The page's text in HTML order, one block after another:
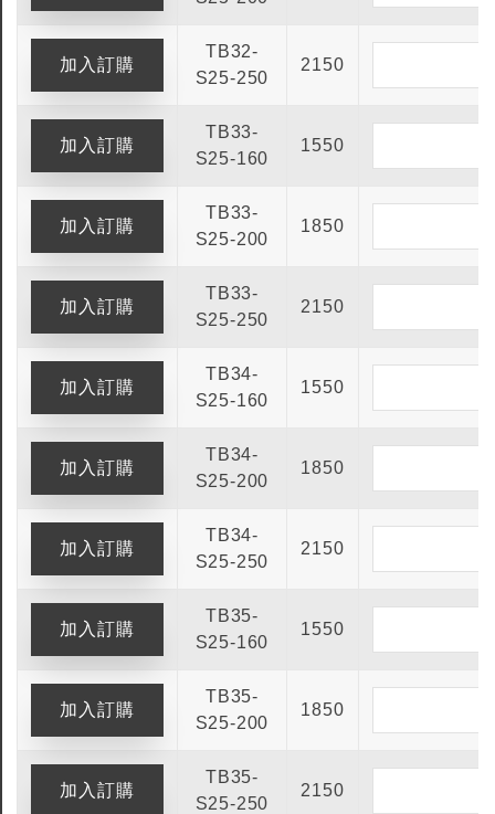
TB32-
S25-250
2150
TB33-
S25-160
1550
TB33-
S25-200
1850
TB33-
S25-250
2150
TB34-
S25-160
1550
TB34-
S25-200
1850
TB34-
S25-250
2150
TB35-
S25-160
1550
TB35-
S25-200
1850
TB35-
S25-250
2150